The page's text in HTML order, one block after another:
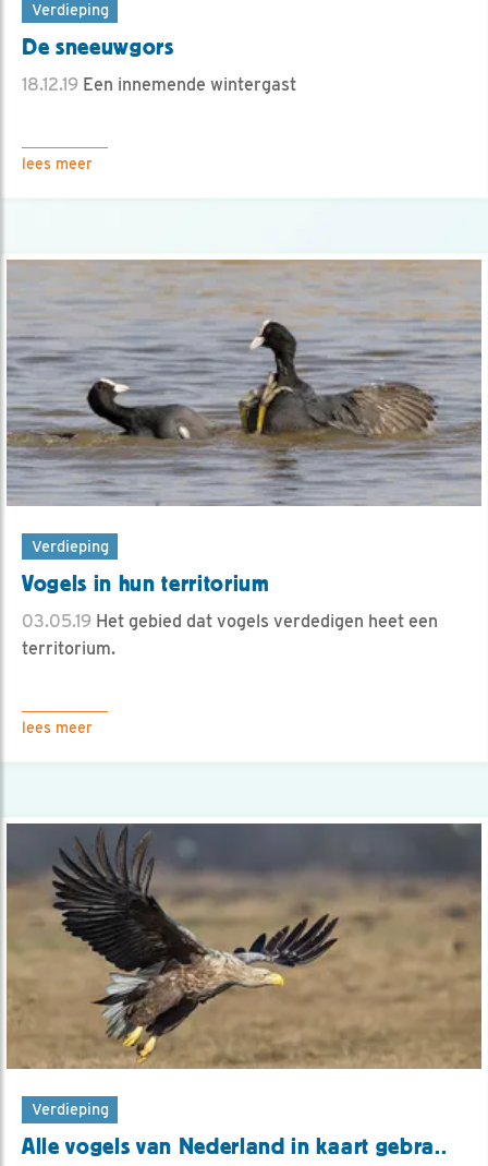
Verdieping
De sneeuwgors
18.12.19 Een innemende wintergast
lees meer
Verdieping
Vogels in hun territorium
03.05.19 Het gebied dat vogels verdedigen heet een
territorium.
lees meer
Verdieping
Alle vogels van Nederland in kaart gebra..